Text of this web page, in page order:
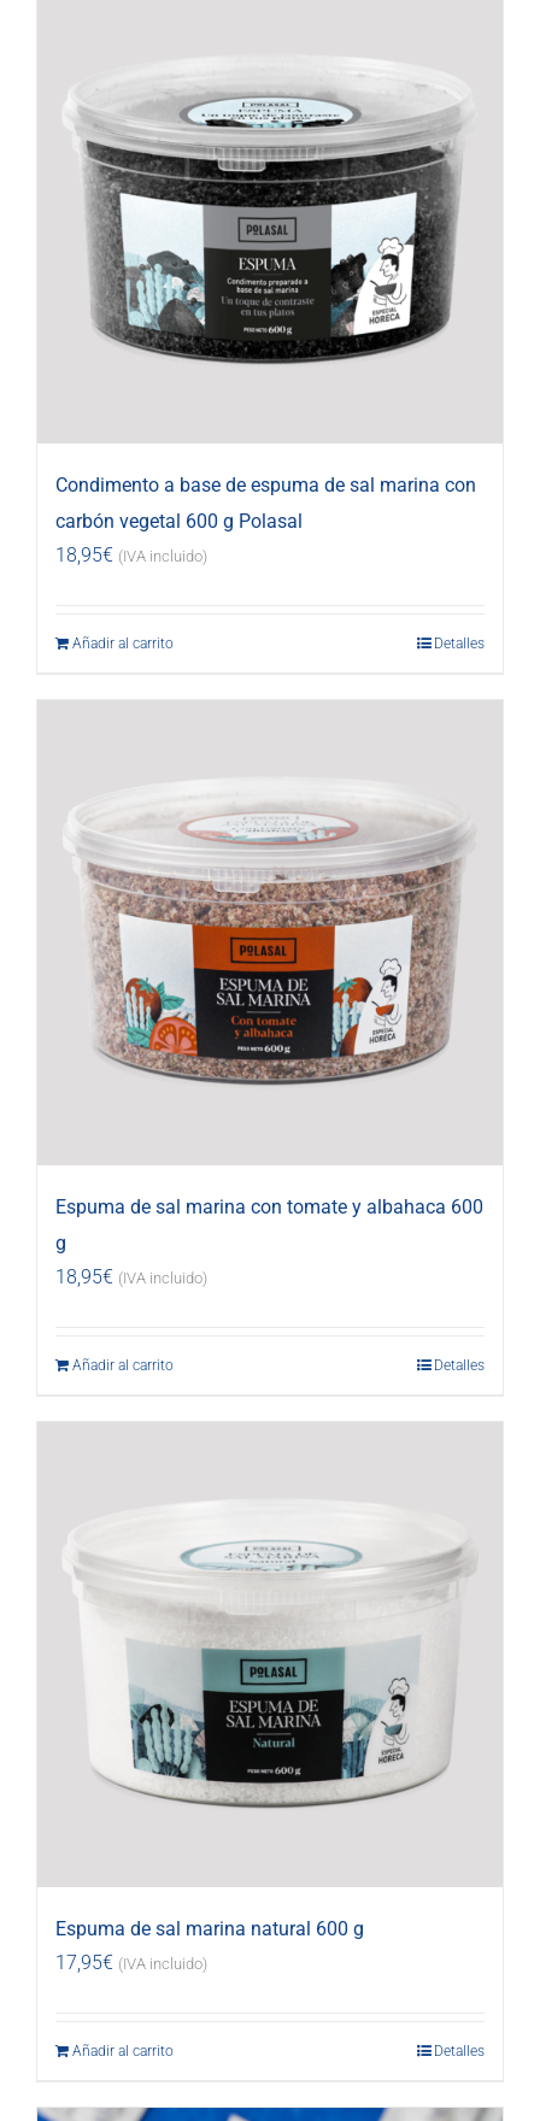
Condimento a base de espuma de sal marina con
carbón vegetal 600 g Polasal
18,95€ (IVA incluido)
Añadir al carrito Detalles
Espuma de sal marina con tomate y albahaca 600
g
18,95€ (IVA incluido)
Añadir al carrito Detalles
Espuma de sal marina natural 600 g
17,95€ (IVA incluido)
Añadir al carrito Detalles